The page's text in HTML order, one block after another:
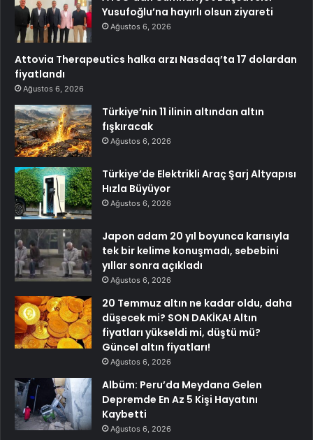
Yusufoğlu’na hayırlı olsun ziyareti
Ağustos 6, 2026
Attovia Therapeutics halka arzı Nasdaq’ta 17 dolardan
fiyatlandı
Ağustos 6, 2026
Türkiye’nin 11 ilinin altından altın
fışkıracak
Ağustos 6, 2026
Türkiye’de Elektrikli Araç Şarj Altyapısı
Hızla Büyüyor
Ağustos 6, 2026
Japon adam 20 yıl boyunca karısıyla
tek bir kelime konuşmadı, sebebini
yıllar sonra açıkladı
Ağustos 6, 2026
20 Temmuz altın ne kadar oldu, daha
düşecek mi? SON DAKİKA! Altın
fiyatları yükseldi mi, düştü mü?
Güncel altın fiyatları!
Ağustos 6, 2026
Albüm: Peru’da Meydana Gelen
Depremde En Az 5 Kişi Hayatını
Kaybetti
Ağustos 6, 2026